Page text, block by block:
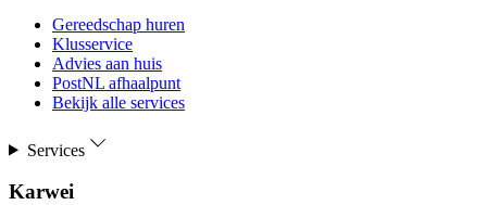
Gereedschap huren
Klusservice
Advies aan huis
PostNL afhaalpunt
Bekijk alle services
Services
Karwei